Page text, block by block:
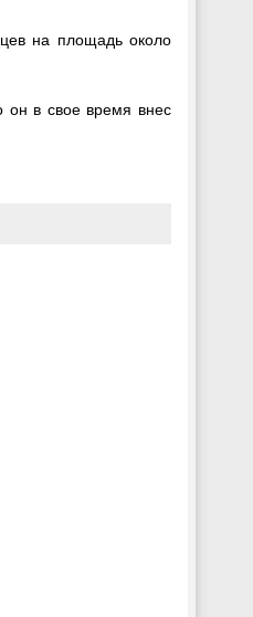
на площадь около
он в свое время внес